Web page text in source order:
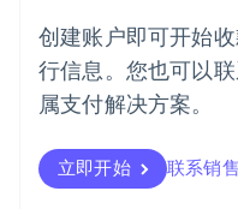
创建账户即可开始
行信息。您也可以
属支付解决方案。
立即开始 联系销售
English
葡萄牙
PortuguêsEnglish
日本
瑞典
Svenska English
瑞士